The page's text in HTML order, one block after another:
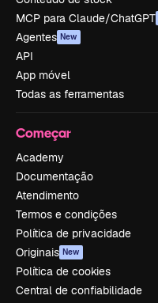
MCP para Claude/ChatGPT
Agentes New
API
App móvel
Todas as ferramentas
Começar
Academy
Documentação
Atendimento
Termos e condições
Política de privacidade
Originais New
Política de cookies
Central de confiabilidade